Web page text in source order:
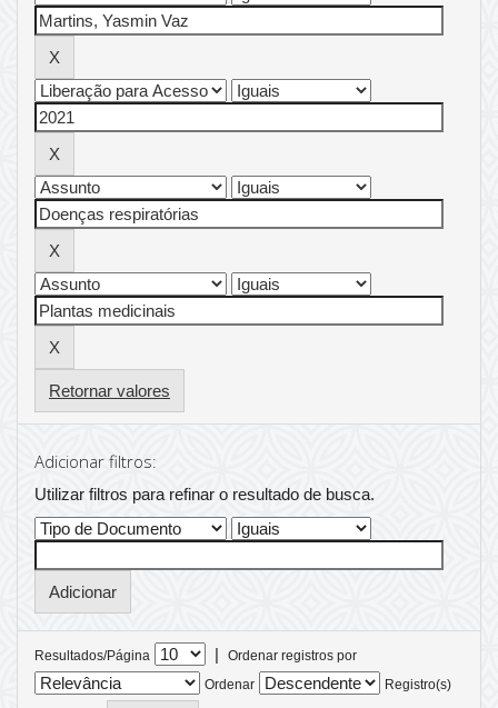
Retornar valores
Adicionar filtros:
Utilizar filtros para refinar o resultado de busca.
Resultados/Página |
Ordenar registros por
Ordenar
Registro(s)